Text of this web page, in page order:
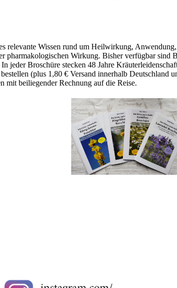
relevante Wissen rund um Heilwirkung,
pharmakologischen Wirkung. Bisher verfügbar
jeder Broschüre stecken 48 Jahre
(plus 1,80 € Versand innerhalb Deutschland
mit beiliegender Rechnung auf die Reise.